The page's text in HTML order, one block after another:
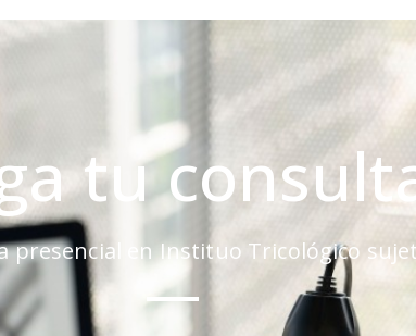
tu
presencial en Instituo Tricológico